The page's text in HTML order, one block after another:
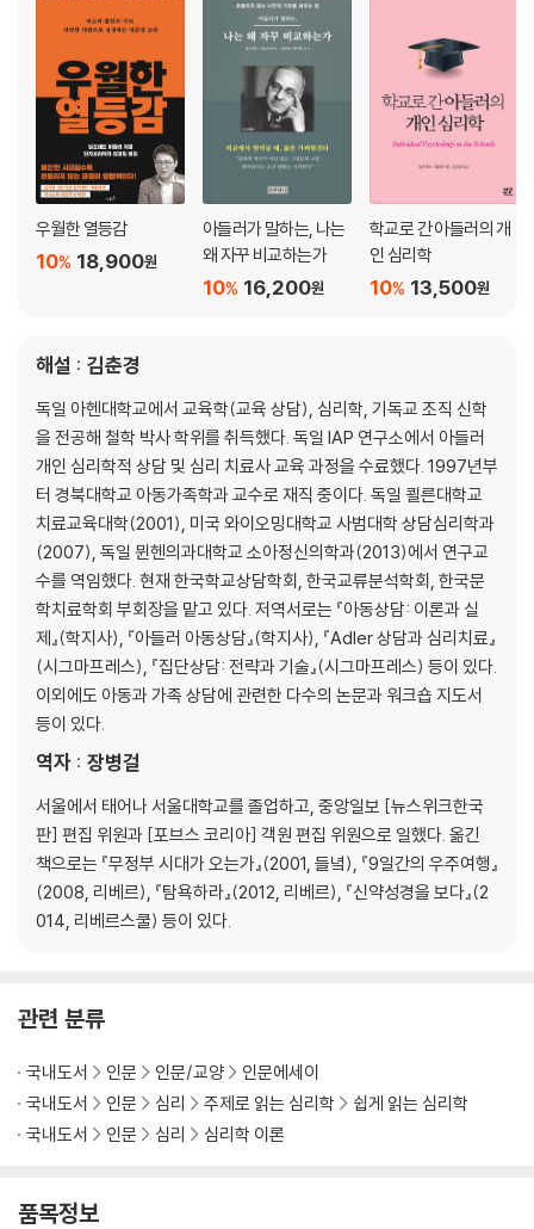
PART 4 변화를 위한 첫 번째 단계 ｜ 초기 기억
[김춘경의 아들러 읽기] - 가장 최초의 기억에 비친 지금의 내 모습
1. 생활 양식을 보면 그 사람을 알 수 있다
2. 초기 기억은 생활 양식의 기원을 보여 준다
3. 초기 기억의 분석 사례
PART 5 너무나 익숙해서 달콤한 거짓말 ｜ 꿈
[김춘경의 아들러 읽기] - 꿈을 자주 꾸는 이유
2. 꿈은 미래를 예언한다?
4. 우월 추구는 밤에도 계속된다
5. 꿈의 내용이 아니라 분위기에 주목하라
6. 몇 가지 사례 연구
PART 6 공존이 시작되는 곳, 가정 ｜ 가족의 영향
[김춘경의 아들러 읽기] - 가정 교육이란 협동 교육이다
1. 어머니는 아기가 접촉하는 최초의 사람이다
2. 군림하는 아버지, 친구가 되어 주는 아버지
3. 평등한 성장을 방해하는 그림자, 차별
4. 가족 간의 협동이 건강한 사회를 만든다
우월한 열등감
18,900원
10%
아들러가 말하는, 나는
왜 자꾸 비교하는가
16,200원
10%
학교로 간 아들러의 개
인 심리학
13,500원
10%
해설 : 김춘경
독일 아헨대학교에서 교육학(교육 상담), 심리학, 기독교 조직 신학
을 전공해 철학 박사 학위를 취득했다. 독일 IAP 연구소에서 아들러
개인 심리학적 상담 및 심리 치료사 교육 과정을 수료했다. 1997년부
터 경북대학교 아동가족학과 교수로 재직 중이다. 독일 쾰른대학교
치료교육대학(2001), 미국 와이오밍대학교 사범대학 상담심리학과
(2007), 독일 뮌헨의과대학교 소아정신의학과(2013)에서 연구교
수를 역임했다. 현재 한국학교상담학회, 한국교류분석학회, 한국문
학치료학회 부회장을 맡고 있다. 저역서로는 『아동상담: 이론과 실
제』(학지사), 『아들러 아동상담』(학지사), 『Adler 상담과 심리치료』
(시그마프레스), 『집단상담: 전략과 기술』(시그마프레스) 등이 있다.
이외에도 아동과 가족 상담에 관련한 다수의 논문과 워크숍 지도서
등이 있다.
역자 : 장병걸
서울에서 태어나 서울대학교를 졸업하고, 중앙일보 [뉴스위크한국
판] 편집 위원과 [포브스 코리아] 객원 편집 위원으로 일했다. 옮긴
책으로는 『무정부 시대가 오는가』(2001, 들녘), 『9일간의 우주여행』
(2008, 리베르), 『탐욕하라』(2012, 리베르), 『신약성경을 보다』(2
014, 리베르스쿨) 등이 있다.
관련 분류
국내도서 인문 인문/교양
인문에세이
국내도서
인문 심리 주제로 읽는 심리학
쉽게 읽는 심리학
국내도서
인문 심리 심리학 이론
품목정보